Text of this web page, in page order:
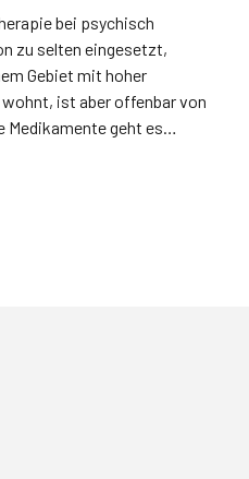
bei psychisch
zu selten eingesetzt,
Gebiet mit hoher
ist aber offenbar von
Medikamente geht es